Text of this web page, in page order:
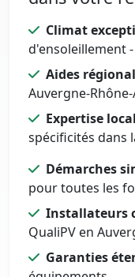
Climat
d'ensoleillement
Aides
Auvergne-
Expertise
spécificités dans
Démarches
pour toutes les
Installateurs
QualiPV en
Garanties